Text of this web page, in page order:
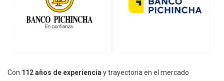
Con 112 años de experiencia y trayectoria en el mercado